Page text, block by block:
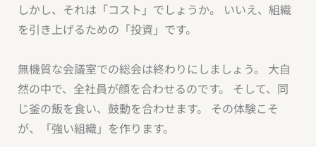
しかし、それは「コスト」でしょうか。 いいえ、組織
を引き上げるための「投資」です。
無機質な会議室での総会は終わりにしましょう。 大自
然の中で、全社員が顔を合わせるのです。 そして、同
じ釜の飯を食い、鼓動を合わせます。 その体験こそ
が、「強い組織」を作ります。